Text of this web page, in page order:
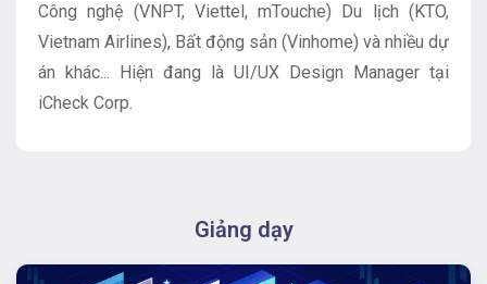
Công nghệ (VNPT, Viettel, mTouche) Du lịch (KTO,
Vietnam Airlines), Bất động sản (Vinhome) và nhiều dự
án khác... Hiện đang là UI/UX Design Manager tại
iCheck Corp.
Giảng dạy